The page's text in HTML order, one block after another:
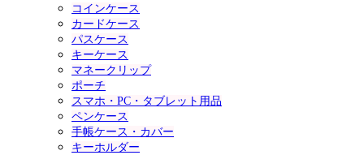
コインケース
カードケース
パスケース
キーケース
マネークリップ
ポーチ
スマホ・PC・タブレット用品
ペンケース
手帳ケース・カバー
キーホルダー